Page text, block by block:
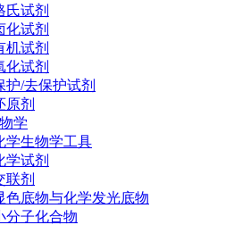
氏试剂
化试剂
机试剂
化试剂
护/去保护试剂
原剂
学
学生物学工具
学试剂
联剂
色底物与化学发光底物
分子化合物